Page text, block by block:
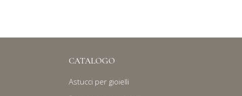
CATALOGO
Astucci per gioielli